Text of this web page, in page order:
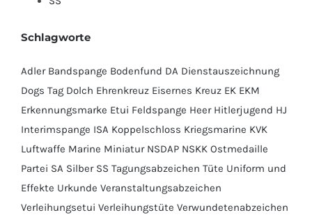
Schlagworte
Adler Bandspange Bodenfund DA Dienstauszeichnung
Dogs Tag Dolch Ehrenkreuz Eisernes Kreuz EK EKM
Erkennungsmarke Etui Feldspange Heer Hitlerjugend HJ
Interimspange ISA Koppelschloss Kriegsmarine KVK
Luftwaffe Marine Miniatur NSDAP NSKK Ostmedaille
Partei SA Silber SS Tagungsabzeichen Tüte Uniform und
Effekte Urkunde Veranstaltungsabzeichen
Verleihungsetui Verleihungstüte Verwundetenabzeichen